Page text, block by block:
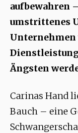
aufbewahren
umstrittenes
Unternehmen
Ängsten
Carinas Hand
Bauch – eine